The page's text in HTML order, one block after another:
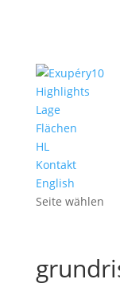
Highlights
Lage
Flächen
HL
Kontakt
English
Seite wählen